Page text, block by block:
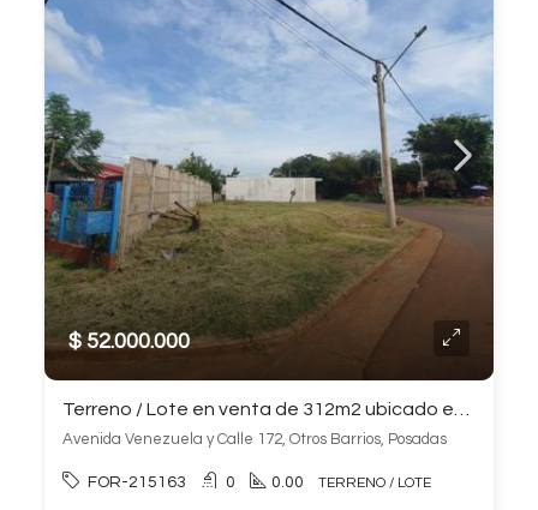
$ 52.000.000
Avenida Venezuela y Calle 172, Otros Barrios, Posadas
FOR-215163 0 0.00 TERRENO / LOTE